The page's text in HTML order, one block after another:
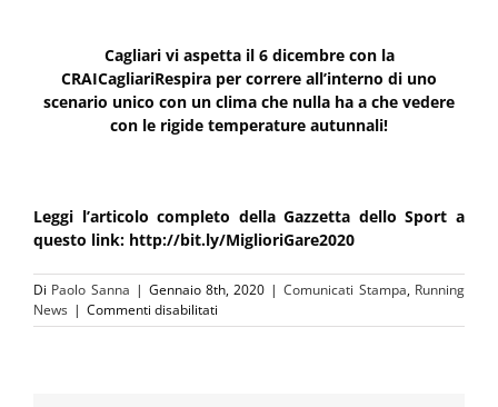
Cagliari vi aspetta il 6 dicembre con la
CRAICagliariRespira per correre all’interno di uno
scenario unico con un clima che nulla ha a che vedere
con le rigide temperature autunnali!
Leggi l’articolo completo della Gazzetta dello Sport a
questo link: http://bit.ly/MiglioriGare2020
Di Paolo Sanna | Gennaio 8th, 2020 | Comunicati Stampa, Running
News | Commenti disabilitati
Le